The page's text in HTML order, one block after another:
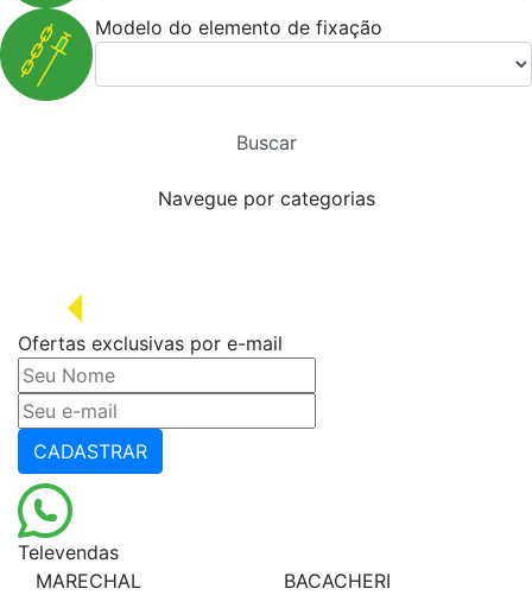
Modelo do elemento de fixação
Navegue por categorias
Ofertas exclusivas por e-mail
CADASTRAR
Televendas
MARECHAL
BACACHERI